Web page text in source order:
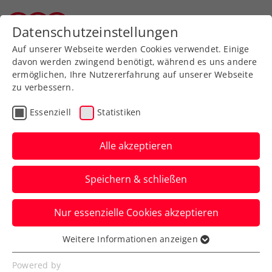
Zurück zur Newsübersicht
Turniere
ITF Brcko: Pichler
erreicht nächstes
Doppelendspiel
… sein bereits zweites seit Anfang April.
Mit einem Happy End klappt es allerdings
erneut nicht.
Verfasst von: Manuel Wachta, 29.05.2023
Datenschutzeinstellungen
Auf unserer Webseite werden Cookies verwendet. Einige
davon werden zwingend benötigt, während es uns andere
ermöglichen, Ihre Nutzererfahrung auf unserer Webseite
zu verbessern.
Essenziell Statistiken
Alle akzeptieren
Speichern & schließen
Nur essenzielle Cookies akzeptieren
Essenziell
Essenzielle Cookies werden für grundlegende
Weitere Informationen anzeigen
Powered by